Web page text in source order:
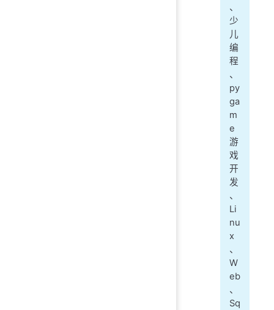
、
少
儿
编
程
、
py
ga
m
e
游
戏
开
发
、
Li
nu
x
、
W
eb
、
Sq